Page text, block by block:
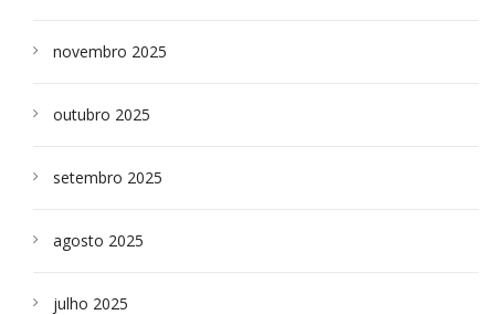
novembro 2025
outubro 2025
setembro 2025
agosto 2025
julho 2025